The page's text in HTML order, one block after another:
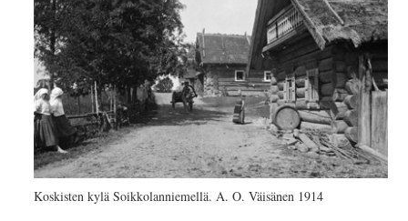
Koskisten kylä Soikkolanniemellä. A. O. Väisänen 1914